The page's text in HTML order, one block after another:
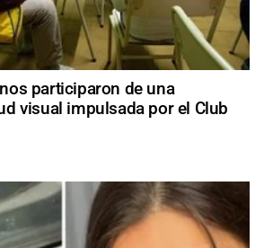
participaron de una
visual impulsada por el Club